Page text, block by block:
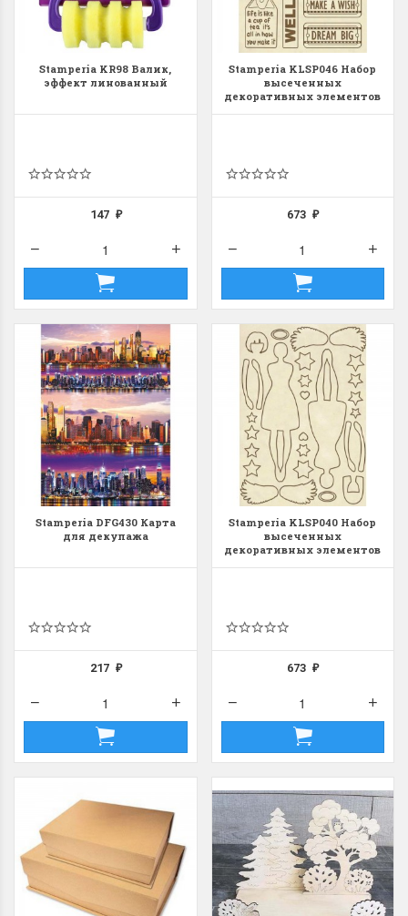
Stamperia KR98 Валик,
эффект линованный
147 ₽
Stamperia KLSP046 Набор
высеченных
декоративных элементов
673₽
Stamperia DFG430 Карта
для декупажа
217 ₽
Stamperia KLSP040 Набор
высеченных
декоративных элементов
673₽